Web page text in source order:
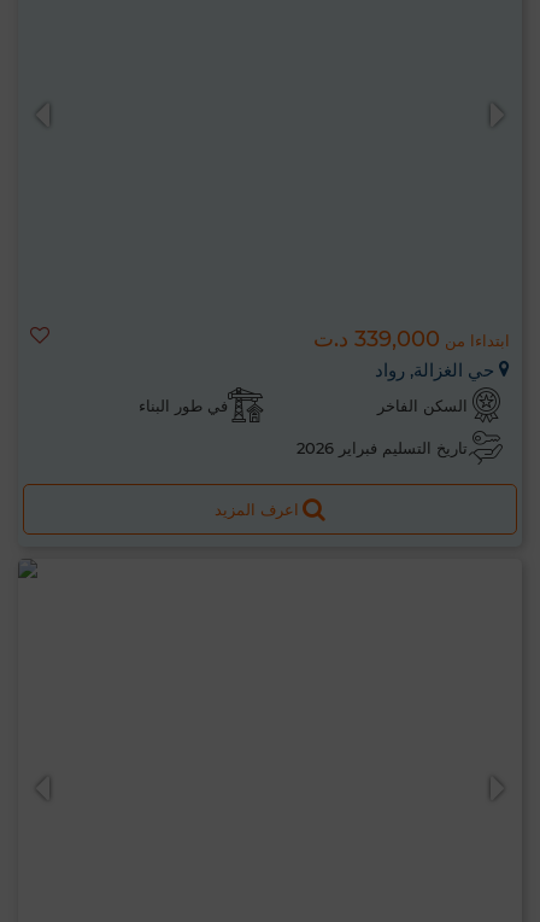
ابتداءا من 339,000 د.ت
حي الغزالة, رواد
السكن الفاخر في طور البناء
تاريخ التسليم فبراير 2026
اعرف المزيد